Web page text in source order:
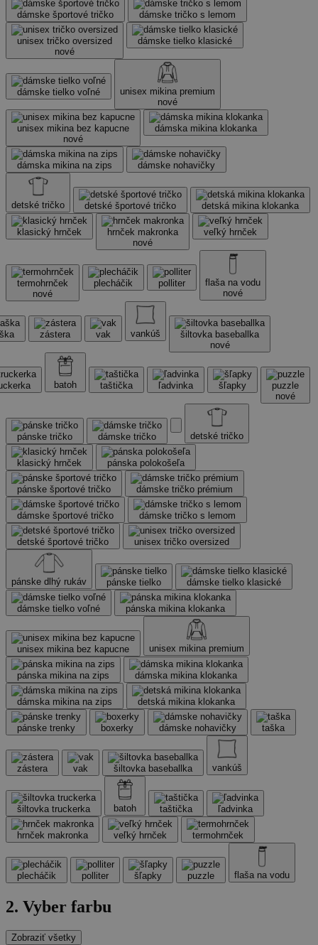
dámske športové tričko dámske tričko s lemom
unisex tričko oversized
nové
dámske tielko klasické
dámske tielko voľné
unisex mikina premium
nové
unisex mikina bez kapucne
nové
dámska mikina klokanka
dámska mikina na zips dámske nohavičky
detské tričko detské športové tričko detská mikina klokanka
klasický hrnček
hrnček makronka
nové
veľký hrnček
termohrnček
nové
plecháčik polliter
flaša na vodu
nové
zástera vak vankúš
šiltovka baseballka
nové
batoh taštička ľadvinka šľapky
puzzle
nové
pánske tričko dámske tričko detské tričko
klasický hrnček pánska polokošeľa
pánske športové tričko dámske tričko prémium
dámske športové tričko dámske tričko s lemom
detské športové tričko unisex tričko oversized
pánske dlhý rukáv pánske tielko dámske tielko klasické
dámske tielko voľné pánska mikina klokanka
unisex mikina bez kapucne unisex mikina premium
pánska mikina na zips dámska mikina klokanka
dámska mikina na zips detská mikina klokanka
pánske trenky boxerky dámske nohavičky taška
zástera vak šiltovka baseballka vankúš
šiltovka truckerka batoh taštička ľadvinka
hrnček makronka veľký hrnček termohrnček
plecháčik polliter šľapky puzzle flaša na vodu
2. Vyber farbu
Zobraziť všetky